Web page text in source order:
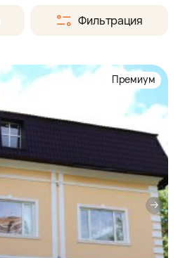
Фильтрация
Премиум